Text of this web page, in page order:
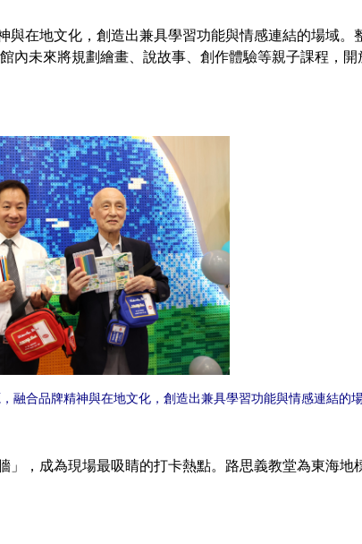
在地文化，創造出兼具學習功能與情感連結的場域。
未來將規劃繪畫、說故事、創作體驗等親子課程，
融合品牌精神與在地文化，創造出兼具學習功能與情感連結的場
，成為現場最吸睛的打卡熱點。路思義教堂為東海地